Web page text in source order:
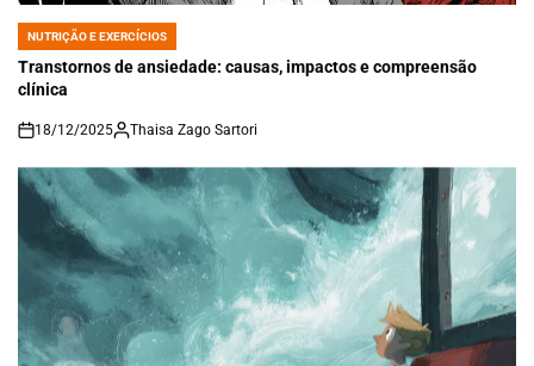
POSTED
IN
NUTRIÇÃO E EXERCÍCIOS
Transtornos de ansiedade: causas, impactos e compreensão
clínica
on
18/12/2025 Thaisa Zago Sartori